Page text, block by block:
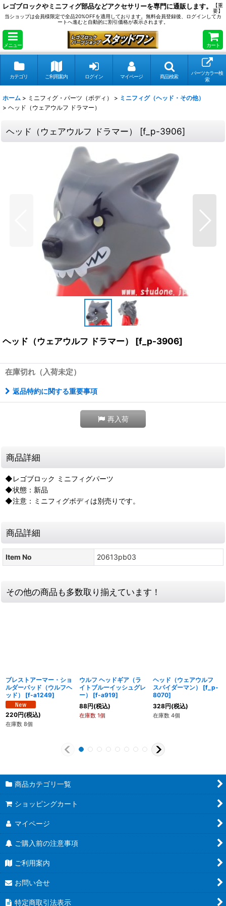
レゴブロックやミニフィグ部品などアクセサリーを専門に通販します。
【重
要】
当ショップは会員様限定で全品20%OFFを適用しております。無料会員登録後、ログインしてカ
ートへ進むと自動的に割引価格が表示されます。
メニュー カート
カテゴリ ご利用案内 ログイン マイページ 商品検索
パーツカラー検
索
ホーム > ミニフィグ・パーツ（ボディ） > ミニフィグ（ヘッド・その他）
> ヘッド（ウェアウルフ ドラマー）
ヘッド（ウェアウルフ ドラマー） [f_p-3906]
ヘッド（ウェアウルフ ドラマー） [f_p-3906]
在庫切れ（入荷未定）
返品特約に関する重要事項
再入荷
商品詳細
◆レゴブロック ミニフィグパーツ
◆状態：新品
◆注意：ミニフィグボディは別売りです。
商品詳細
Item No 20613pb03
その他の商品も多数取り揃えています！
ブレストアーマー・ショ
ルダーパッド（ウルフヘ
ッド）
[f-a1249]
220円(税込)
在庫数 8個
ウルフ ヘッドギア（ラ
イトブルーイッシュグレ
ー）
[f-a919]
88円(税込)
在庫数 1個
ヘッド（ウェアウルフ
スパイダーマン）
[f_p-
8070]
328円(税込)
在庫数 4個
商品カテゴリ一覧
ショッピングカート
マイページ
ご購入前の注意事項
ご利用案内
お問い合せ
特定商取引法表示